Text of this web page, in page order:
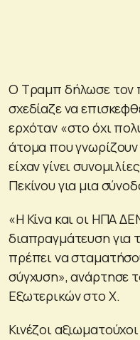
Ο Τραμπ δήλωσε τον
σχεδίαζε να
ερχόταν «στο όχι
άτομα που
είχαν γίνει
Πεκίνου για μια
«Η Κίνα και οι ΗΠΑ
διαπραγμάτευση
πρέπει να
σύγχυση», ανάρτησε
Εξωτερικών στο X.
Κινέζοι